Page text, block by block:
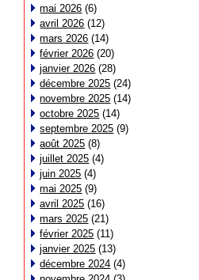
mai 2026 (6)
avril 2026 (12)
mars 2026 (14)
février 2026 (20)
janvier 2026 (28)
décembre 2025 (24)
novembre 2025 (14)
octobre 2025 (14)
septembre 2025 (9)
août 2025 (8)
juillet 2025 (4)
juin 2025 (4)
mai 2025 (9)
avril 2025 (16)
mars 2025 (21)
février 2025 (11)
janvier 2025 (13)
décembre 2024 (4)